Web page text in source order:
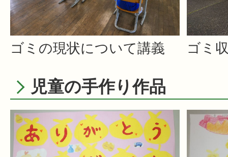
ゴミの現状について講義 ゴミ
児童の手作り作品